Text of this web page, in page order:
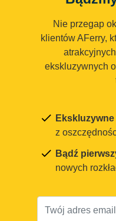
Nie przegap
klientów AFerry,
ekskluzywnych
z
Bądź
nowych